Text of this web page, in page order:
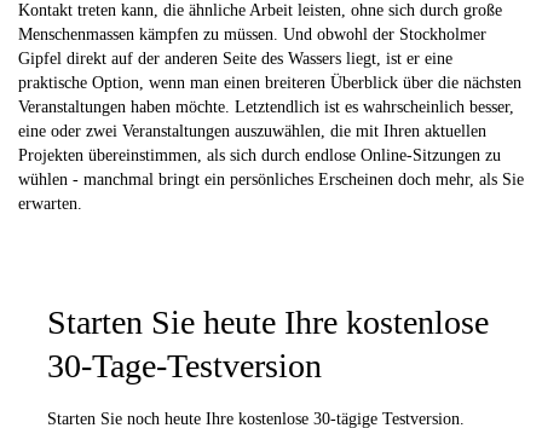
Kontakt treten kann, die ähnliche Arbeit leisten, ohne sich durch große
Menschenmassen kämpfen zu müssen. Und obwohl der Stockholmer
Gipfel direkt auf der anderen Seite des Wassers liegt, ist er eine
praktische Option, wenn man einen breiteren Überblick über die nächsten
Veranstaltungen haben möchte. Letztendlich ist es wahrscheinlich besser,
eine oder zwei Veranstaltungen auszuwählen, die mit Ihren aktuellen
Projekten übereinstimmen, als sich durch endlose Online-Sitzungen zu
wühlen - manchmal bringt ein persönliches Erscheinen doch mehr, als Sie
erwarten.
Starten Sie heute Ihre kostenlose
30-Tage-Testversion
Starten Sie noch heute Ihre kostenlose 30-tägige Testversion.